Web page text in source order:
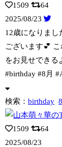
1509
64
2025/08/23
12歳になりまし
ございます💕
をお見せできる
#birthday #8月
検索：birthday
1509
64
2025/08/23